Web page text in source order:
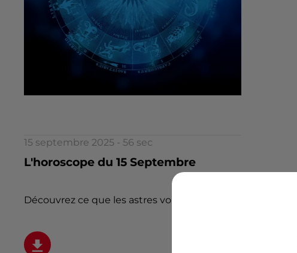
15 septembre 2025 - 56 sec
L'horoscope du 15 Septembre
Découvrez ce que les astres vous réservent aujourd'hui !